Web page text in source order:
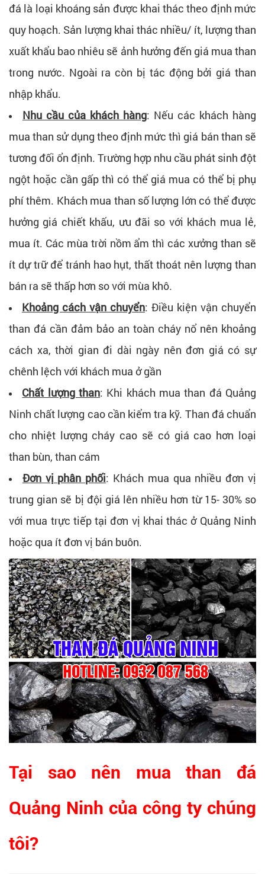
đá là loại khoáng sản được khai thác theo định mức
quy hoạch. Sản lượng khai thác nhiều/ ít, lượng than
xuất khẩu bao nhiêu sẽ ảnh hưởng đến giá mua than
trong nước. Ngoài ra còn bị tác động bởi giá than
nhập khẩu.
Nhu cầu của khách hàng: Nếu các khách hàng
mua than sử dụng theo định mức thì giá bán than sẽ
tương đối ổn định. Trường hợp nhu cầu phát sinh đột
ngột hoặc cần gấp thì có thể giá mua có thể bị phụ
phí thêm. Khách mua than số lượng lớn có thể được
hưởng giá chiết khấu, ưu đãi so với khách mua lẻ,
mua ít. Các mùa trời nồm ẩm thì các xưởng than sẽ
ít dự trữ để tránh hao hụt, thất thoát nên lượng than
bán ra sẽ thấp hơn so với mùa khô.
Khoảng cách vận chuyển: Điều kiện vận chuyển
than đá cần đảm bảo an toàn cháy nổ nên khoảng
cách xa, thời gian đi dài ngày nên đơn giá có sự
chênh lệch với khách mua ở gần
Chất lượng than: Khi khách mua than đá Quảng
Ninh chất lượng cao cần kiểm tra kỹ. Than đá chuẩn
cho nhiệt lượng cháy cao sẽ có giá cao hơn loại
than bùn, than cám
Đơn vị phân phối: Khách mua qua nhiều đơn vị
trung gian sẽ bị đội giá lên nhiều hơn từ 15- 30% so
với mua trực tiếp tại đơn vị khai thác ở Quảng Ninh
hoặc qua ít đơn vị bán buôn.
Tại sao nên mua than đá
Quảng Ninh của công ty chúng
tôi?